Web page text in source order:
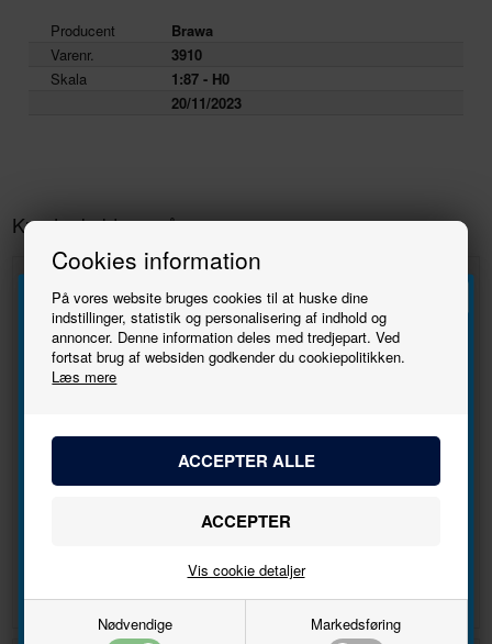
Cookies information
På vores website bruges cookies til at huske dine
indstillinger, statistik og personalisering af indhold og
annoncer. Denne information deles med tredjepart. Ved
fortsat brug af websiden godkender du cookiepolitikken.
Læs mere
Nødvendige Markedsføring
Vis cookie detaljer
Producent
Brawa
Varenr.
3910
Skala
1:87 - H0
20/11/2023
Kunder købte også
Tilmeld
Bliv den første til at høre, når der kommer nye